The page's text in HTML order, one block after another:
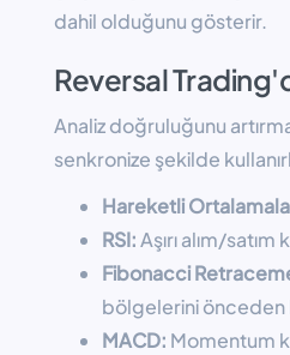
dahil olduğunu gösterir.
Reversal
Analiz doğruluğunu
senkronize şekilde
Hareketli
RSI:Aşırı alım/
Fibonacci
bölgelerini önceden
MACD: Momentum